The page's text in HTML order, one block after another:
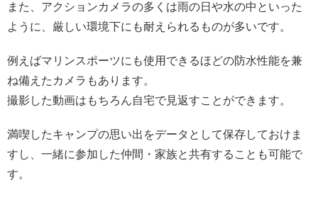
また、アクションカメラの多くは雨の日や水の中といった
ように、厳しい環境下にも耐えられるものが多いです。
例えばマリンスポーツにも使用できるほどの防水性能を兼
ね備えたカメラもあります。
撮影した動画はもちろん自宅で見返すことができます。
満喫したキャンプの思い出をデータとして保存しておけま
すし、一緒に参加した仲間・家族と共有することも可能で
す。